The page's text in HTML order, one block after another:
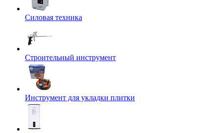
Силовая техника
Строительный инструмент
Инструмент для укладки плитки